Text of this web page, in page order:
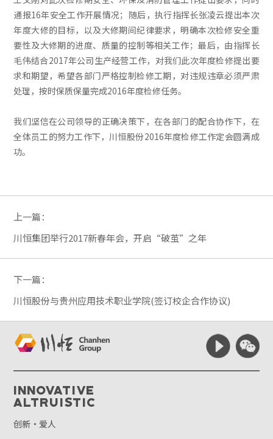
通报16年安全工作开展情况；随后，执行指挥长张凌云提出本次
年度大修的目标，以及大修期间纪律要求，明确本次检修安全重
要性及大修期的进度、质量的控制等相关工作；最后，由指挥长
毛伟结合2017年公司生产经营工作，对我们此次年度检修提出要
求和期望，希望各部门严格控制检修工期，对违规违章必须严肃
处理，按时保质保量完成2016年度检修任务。
我们坚信在公司领导的正确决策下，在各部门的配合协作下，在
全体员工的努力工作下，川恒股份2016年度检修工作定会圆满成
功。
上一篇：
川恒集团举行2017新春年会，开启“破茧”之年
下一篇：
川恒股份与贵州应用技术职业学院(签订校企合作协议)
Innovative
Altruistic
创新·爱人